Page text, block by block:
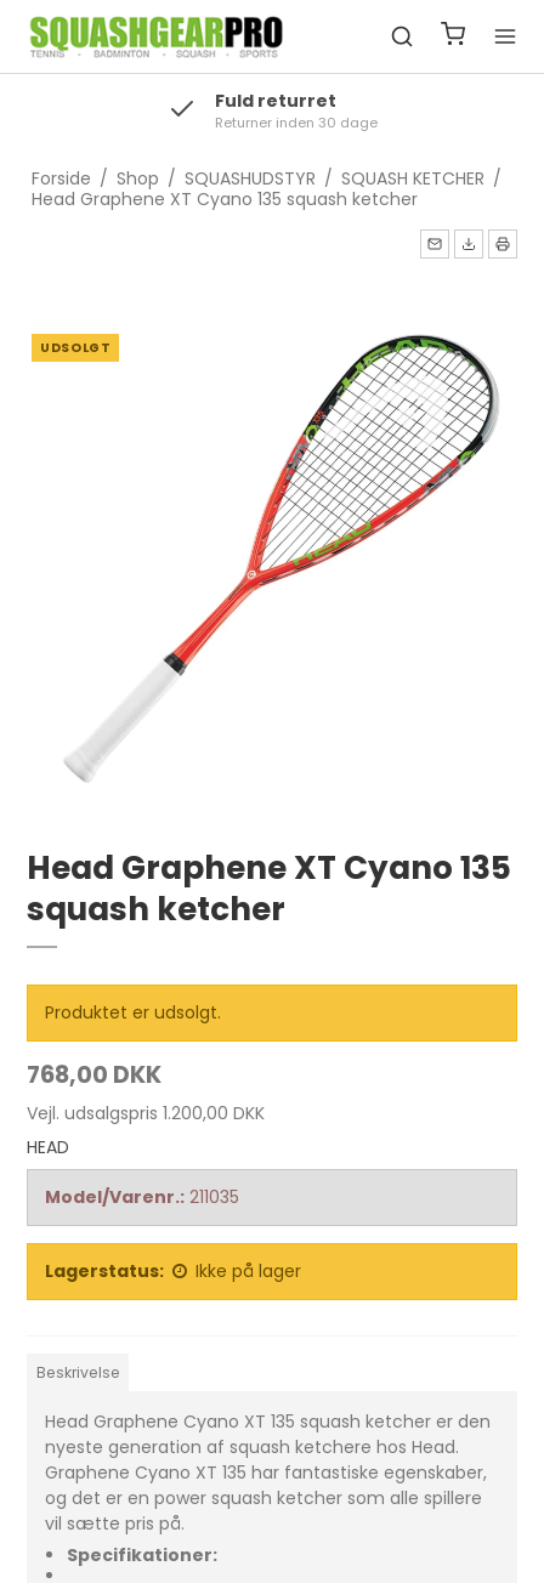
Fuld returret
Returner inden 30 dage
Forside / Shop / SQUASHUDSTYR / SQUASH KETCHER /
Head Graphene XT Cyano 135 squash ketcher
UDSOLGT
Head Graphene XT Cyano 135
squash ketcher
Produktet er udsolgt.
768,00 DKK
Vejl. udsalgspris 1.200,00 DKK
HEAD
Model/Varenr.: 211035
Lagerstatus: Ikke på lager
Beskrivelse
Head Graphene Cyano XT 135 squash ketcher er den
nyeste generation af squash ketchere hos Head.
Graphene Cyano XT 135 har fantastiske egenskaber,
og det er en power squash ketcher som alle spillere
vil sætte pris på.
Specifikationer: